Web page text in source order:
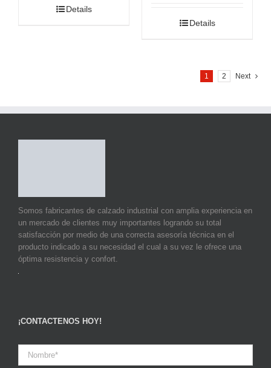
Details
Details
1 2 Next
Somos fabricantes de calzado industrial con amplia experiencia en
un mercado de clientes muy importantes logrando su total
satisfacción por medio de una correcta asesoría técnica en el
producto indicado a su necesidad el cual a su vez le ofrece una
óptima resistencia y confort.
¡CONTACTENOS HOY!